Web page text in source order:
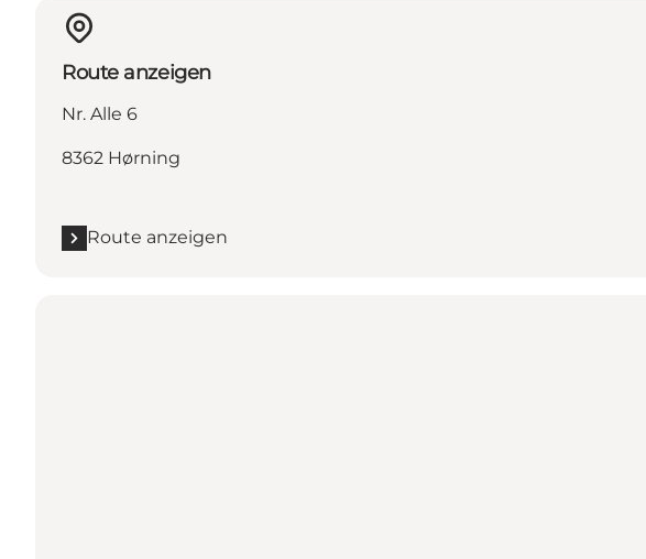
Route anzeigen
Nr. Alle 6
8362 Hørning
Route anzeigen